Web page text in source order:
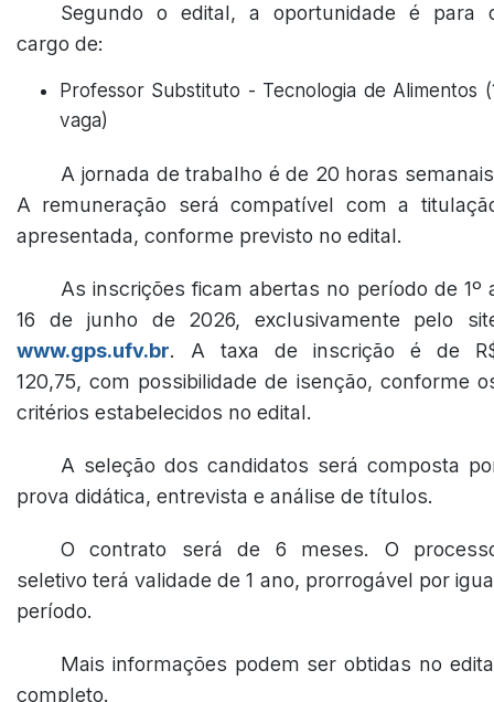
Segundo o edital, a oportunidade é para
cargo de:
Professor Substituto - Tecnologia de Alimentos
vaga)
A jornada de trabalho é de 20 horas
A remuneração será compatível com a
apresentada, conforme previsto no edital.
As inscrições ficam abertas no período de 1º
16 de junho de 2026, exclusivamente pelo
www.gps.ufv.br. A taxa de inscrição é de
120,75, com possibilidade de isenção, conforme
critérios estabelecidos no edital.
A seleção dos candidatos será composta
prova didática, entrevista e análise de títulos.
O contrato será de 6 meses. O
seletivo terá validade de 1 ano, prorrogável por
período.
Mais informações podem ser obtidas no
completo.